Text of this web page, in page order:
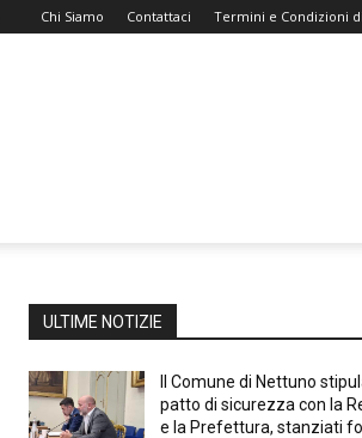
Chi Siamo Contattaci Termini e Condizioni
ULTIME NOTIZIE
Il Comune di Nettuno
patto di sicurezza con la
e la Prefettura, stanziati